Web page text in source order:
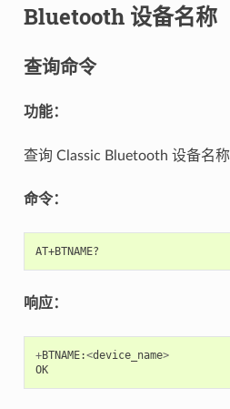
Bluetooth 设备名称
查询命令
功能：
查询 Classic Bluetooth 设备名称
命令：
响应：
+BTNAME:<device_name>
OK